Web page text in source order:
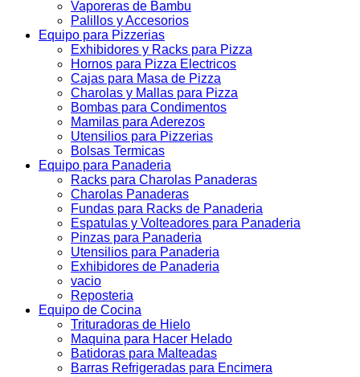
Vaporeras de Bambu
Palillos y Accesorios
Equipo para Pizzerias
Exhibidores y Racks para Pizza
Hornos para Pizza Electricos
Cajas para Masa de Pizza
Charolas y Mallas para Pizza
Bombas para Condimentos
Mamilas para Aderezos
Utensilios para Pizzerias
Bolsas Termicas
Equipo para Panaderia
Racks para Charolas Panaderas
Charolas Panaderas
Fundas para Racks de Panaderia
Espatulas y Volteadores para Panaderia
Pinzas para Panaderia
Utensilios para Panaderia
Exhibidores de Panaderia
vacio
Reposteria
Equipo de Cocina
Trituradoras de Hielo
Maquina para Hacer Helado
Batidoras para Malteadas
Barras Refrigeradas para Encimera